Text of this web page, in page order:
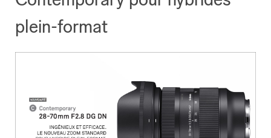
plein-format